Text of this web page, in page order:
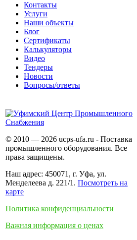
Контакты
Услуги
Наши объекты
Блог
Сертификаты
Калькуляторы
Видео
Тендеры
Новости
Вопросы/ответы
© 2010 — 2026 ucps-ufa.ru - Поставка
промышленного оборудования. Все
права защищены.
Наш адрес: 450071, г. Уфа, ул.
Менделеева д. 221/1. Посмотреть на
карте
Политика конфиденциальности
Важная информация о ценах